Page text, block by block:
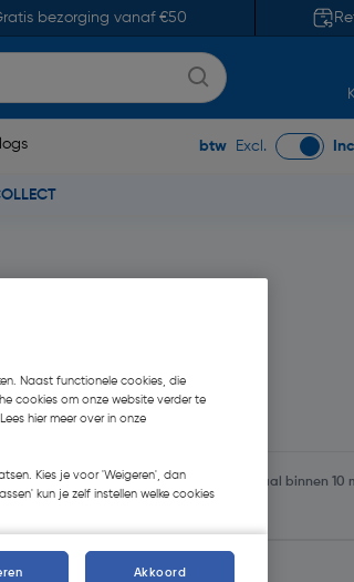
bezorging vanaf €50
btw Excl.
| Excl. btw € 78,51
winkel - Bekijk voorraadniveaus en haal binnen 10
voorraad beschikbaar
Naast functionele cookies, die
cookies om onze website verder te
hier meer over in onze
Kies je voor 'Weigeren', dan
kun je zelf instellen welke cookies
Akkoord